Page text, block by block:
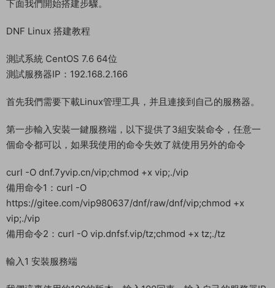
測試IP：192.168.2.166 （外網架設和局網架設方法一樣）
首先進入我們官網：MiR6.com 搜索《100西遊八十一難》下載好
服務端，我這裏已事先下載好了
PS:
此資源隻是DNF的版本 任何登錄器都能正常搭建
如果你沒有登陸器 可使用視頻教程中的花枝破解版登錄器
https://www.mir6.com/pcgame/4137.html
下面我們開始搭建步驟。
DNF Linux 搭建教程
測試系統 CentOS 7.6 64位